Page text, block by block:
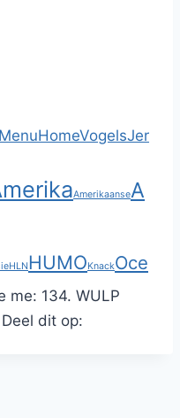
MenuHomeVogelsJer
AmerikaanseA
HLNHUMOKnackOce
me: 134. WULP
Deel dit op: